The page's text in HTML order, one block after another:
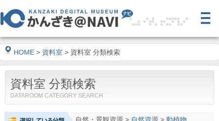
HOME > 資料室 > 資料室 分類検索
資料室 分類検索
DATAROOM CATEGORY SEARCH